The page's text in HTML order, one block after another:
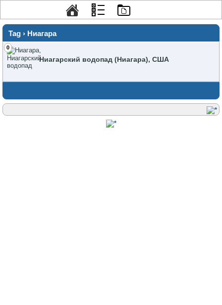
Tag › Ниагара
0
Ниагарский водопад (Ниагара), США